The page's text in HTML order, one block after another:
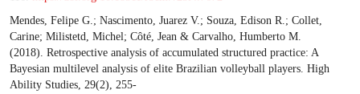
Mendes, Felipe G.; Nascimento, Juarez V.; Souza, Edison R.; Collet,
Carine; Milistetd, Michel; Côté, Jean & Carvalho, Humberto M.
(2018). Retrospective analysis of accumulated structured practice: A
Bayesian multilevel analysis of elite Brazilian volleyball players. High
Ability Studies, 29(2), 255-